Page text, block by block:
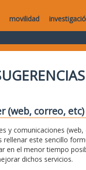
movilidad
(web, correo, etc)
y comunicaciones
este sencillo
en el menor tiempo
dichos servicios.